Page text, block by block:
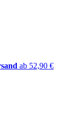
ab 52,90 €